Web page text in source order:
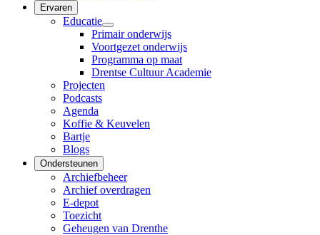
Ervaren
Educatie
Primair onderwijs
Voortgezet onderwijs
Programma op maat
Drentse Cultuur Academie
Projecten
Podcasts
Agenda
Koffie & Keuvelen
Bartje
Blogs
Ondersteunen
Archiefbeheer
Archief overdragen
E-depot
Toezicht
Geheugen van Drenthe